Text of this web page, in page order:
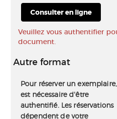
Consulter en ligne
Veuillez vous authentifier
document.
Autre format
Pour réserver un
est nécessaire d'être
authentifié. Les réservations
dépendent de votre